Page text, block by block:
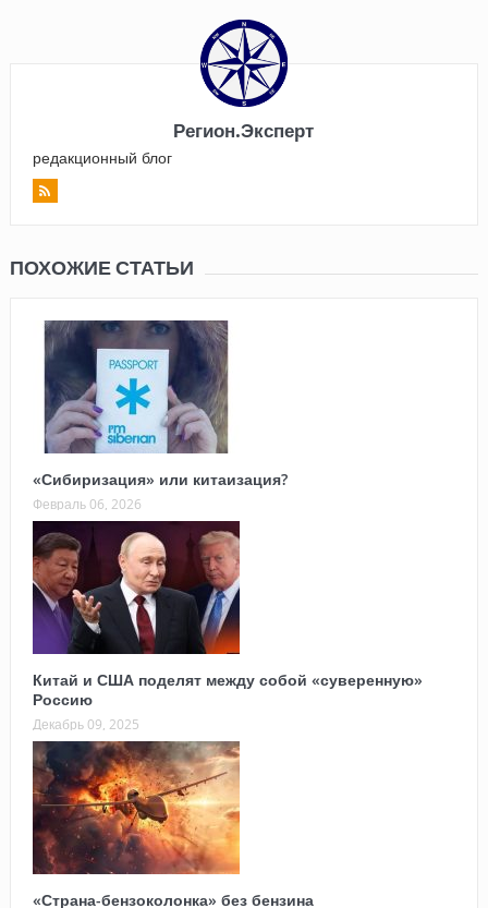
Регион.Эксперт
редакционный блог
ПОХОЖИЕ СТАТЬИ
«Сибиризация» или китаизация?
Февраль 06, 2026
Китай и США поделят между собой «суверенную»
Россию
Декабрь 09, 2025
«Страна-бензоколонка» без бензина